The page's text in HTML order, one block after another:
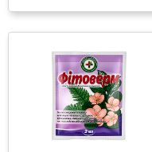
Фитоспорин
10 г
Фунгицид